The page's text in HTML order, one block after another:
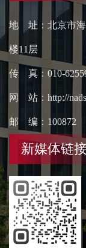
地 址：北京市海
楼11层
传 真：010-
网 站：http://
邮 编：100872
新媒体链